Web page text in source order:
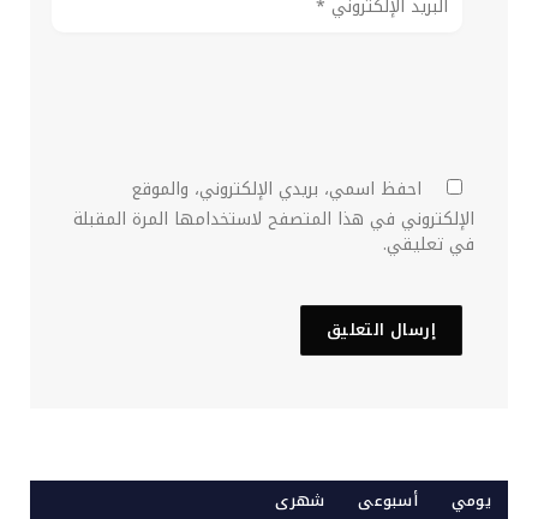
احفظ اسمي، بريدي الإلكتروني، والموقع
الإلكتروني في هذا المتصفح لاستخدامها المرة المقبلة
في تعليقي.
يومي أسبوعى شهرى